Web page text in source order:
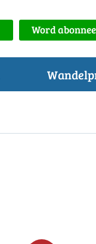
Word abonnee